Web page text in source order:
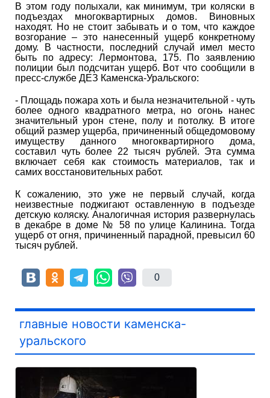
В этом году полыхали, как минимум, три коляски в
подъездах многоквартирных домов. Виновных
находят. Но не стоит забывать и о том, что каждое
возгорание – это нанесенный ущерб конкретному
дому. В частности, последний случай имел место
быть по адресу: Лермонтова, 175. По заявлению
полиции был подсчитан ущерб. Вот что сообщили в
пресс-службе ДЕЗ Каменска-Уральского:
- Площадь пожара хоть и была незначительной - чуть
более одного квадратного метра, но огонь нанес
значительный урон стене, полу и потолку. В итоге
общий размер ущерба, причиненный общедомовому
имуществу данного многоквартирного дома,
составил чуть более 22 тысяч рублей. Эта сумма
включает себя как стоимость материалов, так и
самих восстановительных работ.
К сожалению, это уже не первый случай, когда
неизвестные поджигают оставленную в подъезде
детскую коляску. Аналогичная история развернулась
в декабре в доме № 58 по улице Калинина. Тогда
ущерб от огня, причиненный парадной, превысил 60
тысяч рублей.
0
главные новости каменска-
уральского